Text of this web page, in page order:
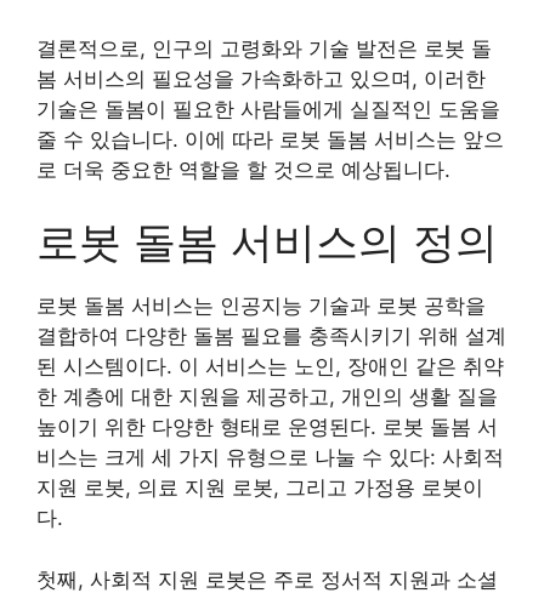
결론적으로, 인구의 고령화와 기술 발전은 로봇 돌
봄 서비스의 필요성을 가속화하고 있으며, 이러한
기술은 돌봄이 필요한 사람들에게 실질적인 도움을
줄 수 있습니다. 이에 따라 로봇 돌봄 서비스는 앞으
로 더욱 중요한 역할을 할 것으로 예상됩니다.
로봇 돌봄 서비스의 정의
로봇 돌봄 서비스는 인공지능 기술과 로봇 공학을
결합하여 다양한 돌봄 필요를 충족시키기 위해 설계
된 시스템이다. 이 서비스는 노인, 장애인 같은 취약
한 계층에 대한 지원을 제공하고, 개인의 생활 질을
높이기 위한 다양한 형태로 운영된다. 로봇 돌봄 서
비스는 크게 세 가지 유형으로 나눌 수 있다: 사회적
지원 로봇, 의료 지원 로봇, 그리고 가정용 로봇이
다.
첫째, 사회적 지원 로봇은 주로 정서적 지원과 소셜